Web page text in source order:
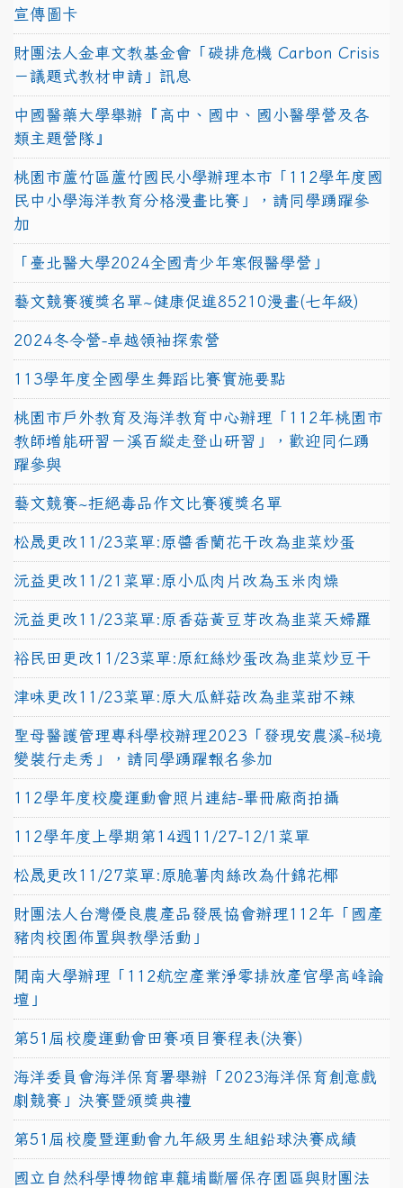
宣傳圖卡
財團法人金車文教基金會「碳排危機 Carbon Crisis
－議題式教材申請」訊息
中國醫藥大學舉辦『高中、國中、國小醫學營及各
類主題營隊』
桃園市蘆竹區蘆竹國民小學辦理本市「112學年度國
民中小學海洋教育分格漫畫比賽」，請同學踴躍參
加
「臺北醫大學2024全國青少年寒假醫學營」
藝文競賽獲獎名單~健康促進85210漫畫(七年級)
2024冬令營-卓越領袖探索營
113學年度全國學生舞蹈比賽實施要點
桃園市戶外教育及海洋教育中心辦理「112年桃園市
教師增能研習－溪百縱走登山研習」，歡迎同仁踴
躍參與
藝文競賽~拒絕毒品作文比賽獲獎名單
松晟更改11/23菜單:原醬香蘭花干改為韭菜炒蛋
沅益更改11/21菜單:原小瓜肉片改為玉米肉燥
沅益更改11/23菜單:原香菇黃豆芽改為韭菜天婦羅
裕民田更改11/23菜單:原紅絲炒蛋改為韭菜炒豆干
津味更改11/23菜單:原大瓜鮮菇改為韭菜甜不辣
聖母醫護管理專科學校辦理2023「發現安農溪-秘境
變裝行走秀」，請同學踴躍報名參加
112學年度校慶運動會照片連結-畢冊廠商拍攝
112學年度上學期第14週11/27-12/1菜單
松晟更改11/27菜單:原脆薯肉絲改為什錦花椰
財團法人台灣優良農產品發展協會辦理112年「國產
豬肉校園佈置與教學活動」
開南大學辦理「112航空產業淨零排放產官學高峰論
壇」
第51屆校慶運動會田賽項目賽程表(決賽)
海洋委員會海洋保育署舉辦「2023海洋保育創意戲
劇競賽」決賽暨頒獎典禮
第51屆校慶暨運動會九年級男生組鉛球決賽成績
國立自然科學博物館車籠埔斷層保存園區與財團法